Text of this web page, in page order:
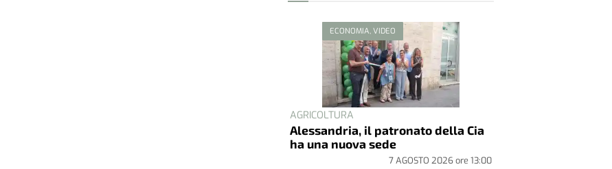
ECONOMIA, VIDEO
AGRICOLTURA
Alessandria, il patronato della Cia
ha una nuova sede
7 AGOSTO 2026ore 13:00